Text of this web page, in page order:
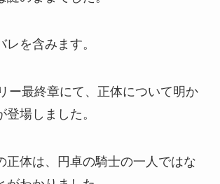
を含みます。
ー最終章にて、正体について明か
場しました。
正体は、円卓の騎士の一人ではな